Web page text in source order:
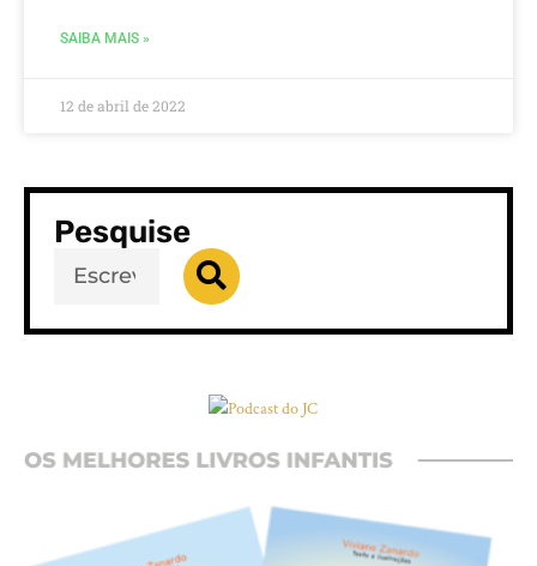
SAIBA MAIS »
12 de abril de 2022
Pesquise